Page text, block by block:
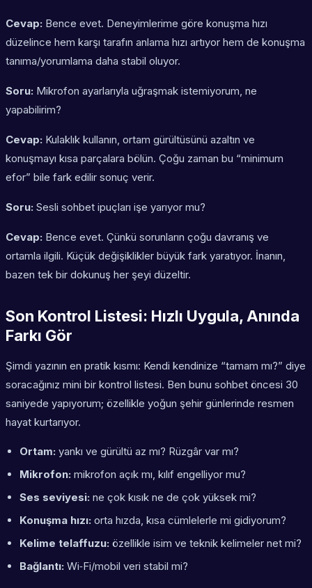
Cevap: Bence evet. Deneyimlerime göre konuşma hızı
düzelince hem karşı tarafın anlama hızı artıyor hem de konuşma
tanıma/yorumlama daha stabil oluyor.
Soru: Mikrofon ayarlarıyla uğraşmak istemiyorum, ne
yapabilirim?
Cevap: Kulaklık kullanın, ortam gürültüsünü azaltın ve
konuşmayı kısa parçalara bölün. Çoğu zaman bu “minimum
efor” bile fark edilir sonuç verir.
Soru: Sesli sohbet ipuçları işe yarıyor mu?
Cevap: Bence evet. Çünkü sorunların çoğu davranış ve
ortamla ilgili. Küçük değişiklikler büyük fark yaratıyor. İnanın,
bazen tek bir dokunuş her şeyi düzeltir.
Son Kontrol Listesi: Hızlı Uygula, Anında
Farkı Gör
Şimdi yazının en pratik kısmı: Kendi kendinize “tamam mı?” diye
soracağınız mini bir kontrol listesi. Ben bunu sohbet öncesi 30
saniyede yapıyorum; özellikle yoğun şehir günlerinde resmen
hayat kurtarıyor.
Ortam: yankı ve gürültü az mı? Rüzgâr var mı?
Mikrofon: mikrofon açık mı, kılıf engelliyor mu?
Ses seviyesi: ne çok kısık ne de çok yüksek mi?
Konuşma hızı: orta hızda, kısa cümlelerle mi gidiyorum?
Kelime telaffuzu: özellikle isim ve teknik kelimeler net mi?
Bağlantı: Wi‑Fi/mobil veri stabil mi?